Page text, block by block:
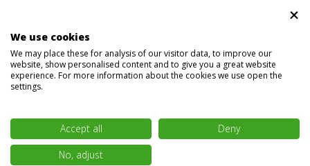
© 2026 Obujma.sk | Všetky práva vyhradené
We use cookies
We may place these for analysis of our visitor data, to improve our
website, show personalised content and to give you a great website
experience. For more information about the cookies we use open the
settings.
Accept all
Deny
No, adjust